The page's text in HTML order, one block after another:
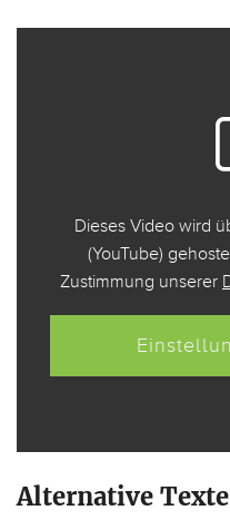
Dieses Video wird
(YouTube)
Zustimmung unserer
Alternative